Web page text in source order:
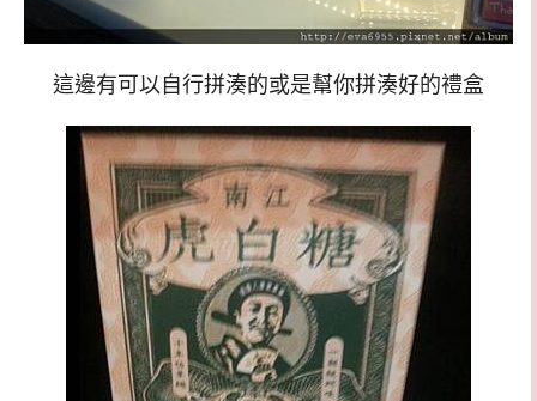
這邊有可以自行拼湊的或是幫你拼湊好的禮盒